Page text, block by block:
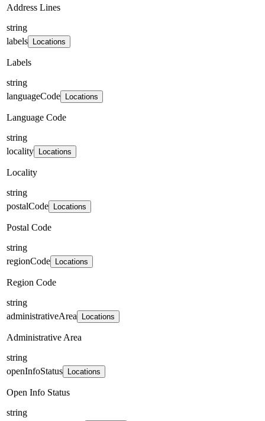
Address Lines
string
labels
Locations
Labels
string
languageCode
Locations
Language Code
string
locality
Locations
Locality
string
postalCode
Locations
Postal Code
string
regionCode
Locations
Region Code
string
administrativeArea
Locations
Administrative Area
string
openInfoStatus
Locations
Open Info Status
string